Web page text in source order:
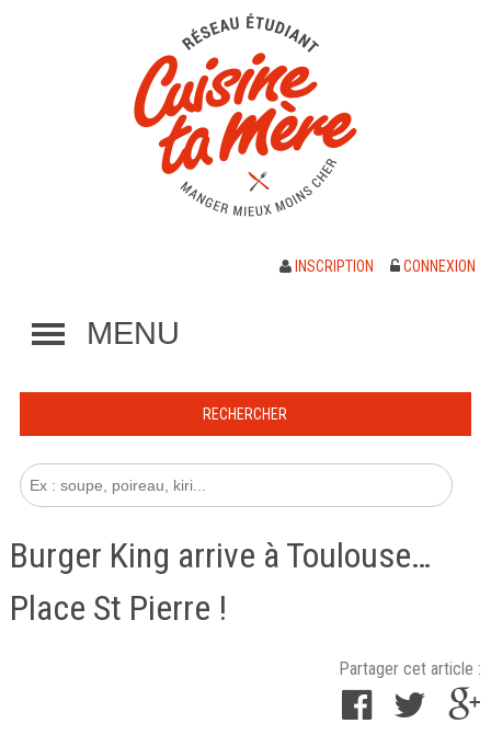
INSCRIPTION CONNEXION
MENU
Burger King arrive à Toulouse…
Place St Pierre !
Partager cet article :